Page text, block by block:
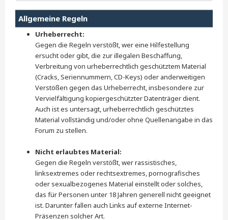
Allgemeine Regeln
Urheberrecht:
Gegen die Regeln verstößt, wer eine Hilfestellung
ersucht oder gibt, die zur illegalen Beschaffung,
Verbreitung von urheberrechtlich geschütztem Material
(Cracks, Seriennummern, CD-Keys) oder anderweitigen
Verstößen gegen das Urheberrecht, insbesondere zur
Vervielfältigung kopiergeschützter Datenträger dient.
Auch ist es untersagt, urheberrechtlich geschütztes
Material vollständig und/oder ohne Quellenangabe in das
Forum zu stellen.
Nicht erlaubtes Material:
Gegen die Regeln verstößt, wer rassistisches,
linksextremes oder rechtsextremes, pornografisches
oder sexualbezogenes Material einstellt oder solches,
das für Personen unter 18 Jahren generell nicht geeignet
ist. Darunter fallen auch Links auf externe Internet-
Präsenzen solcher Art.